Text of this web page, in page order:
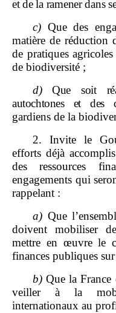
et de la ramener dans
c) Que des
matière de réduction
de pratiques
de biodiversité ;
d)
Que soit
autochtones et des
gardiens de la
2. Invite le
efforts déjà
des ressources
engagements qui
rappelant :
a) Que
doivent mobiliser
mettre en œuvre le
finances publiques
b) Que la
veiller à la
internationaux au